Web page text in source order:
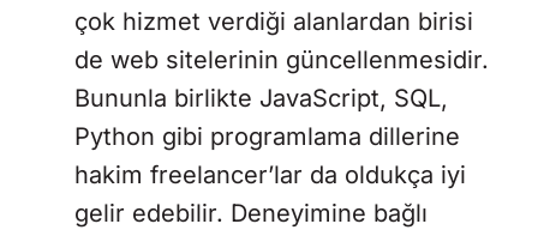
çok hizmet verdiği alanlardan birisi
de web sitelerinin güncellenmesidir.
Bununla birlikte JavaScript, SQL,
Python gibi programlama dillerine
hakim freelancer’lar da oldukça iyi
gelir edebilir. Deneyimine bağlı